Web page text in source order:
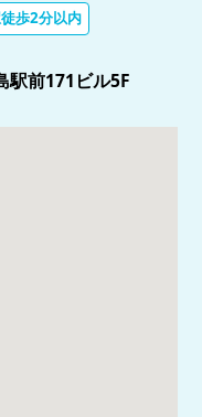
歩2分以内
駅前171ビル5F